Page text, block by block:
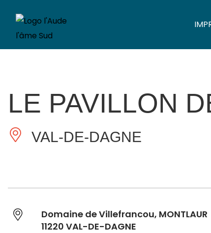
LE PAVILLON
VAL-DE-DAGNE
Domaine de Villefrancou, MONTLAUR
11220 VAL-DE-DAGNE